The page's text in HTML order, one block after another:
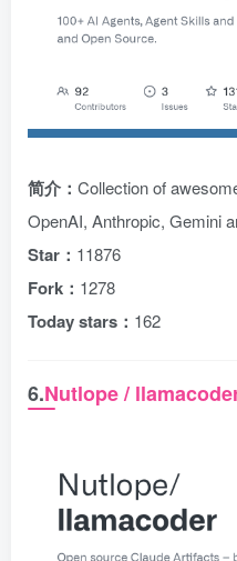
简介： Collection of
OpenAI, Anthropic, Gemini
Star： 11876
Fork： 1278
Today stars： 162
6.Nutlope /